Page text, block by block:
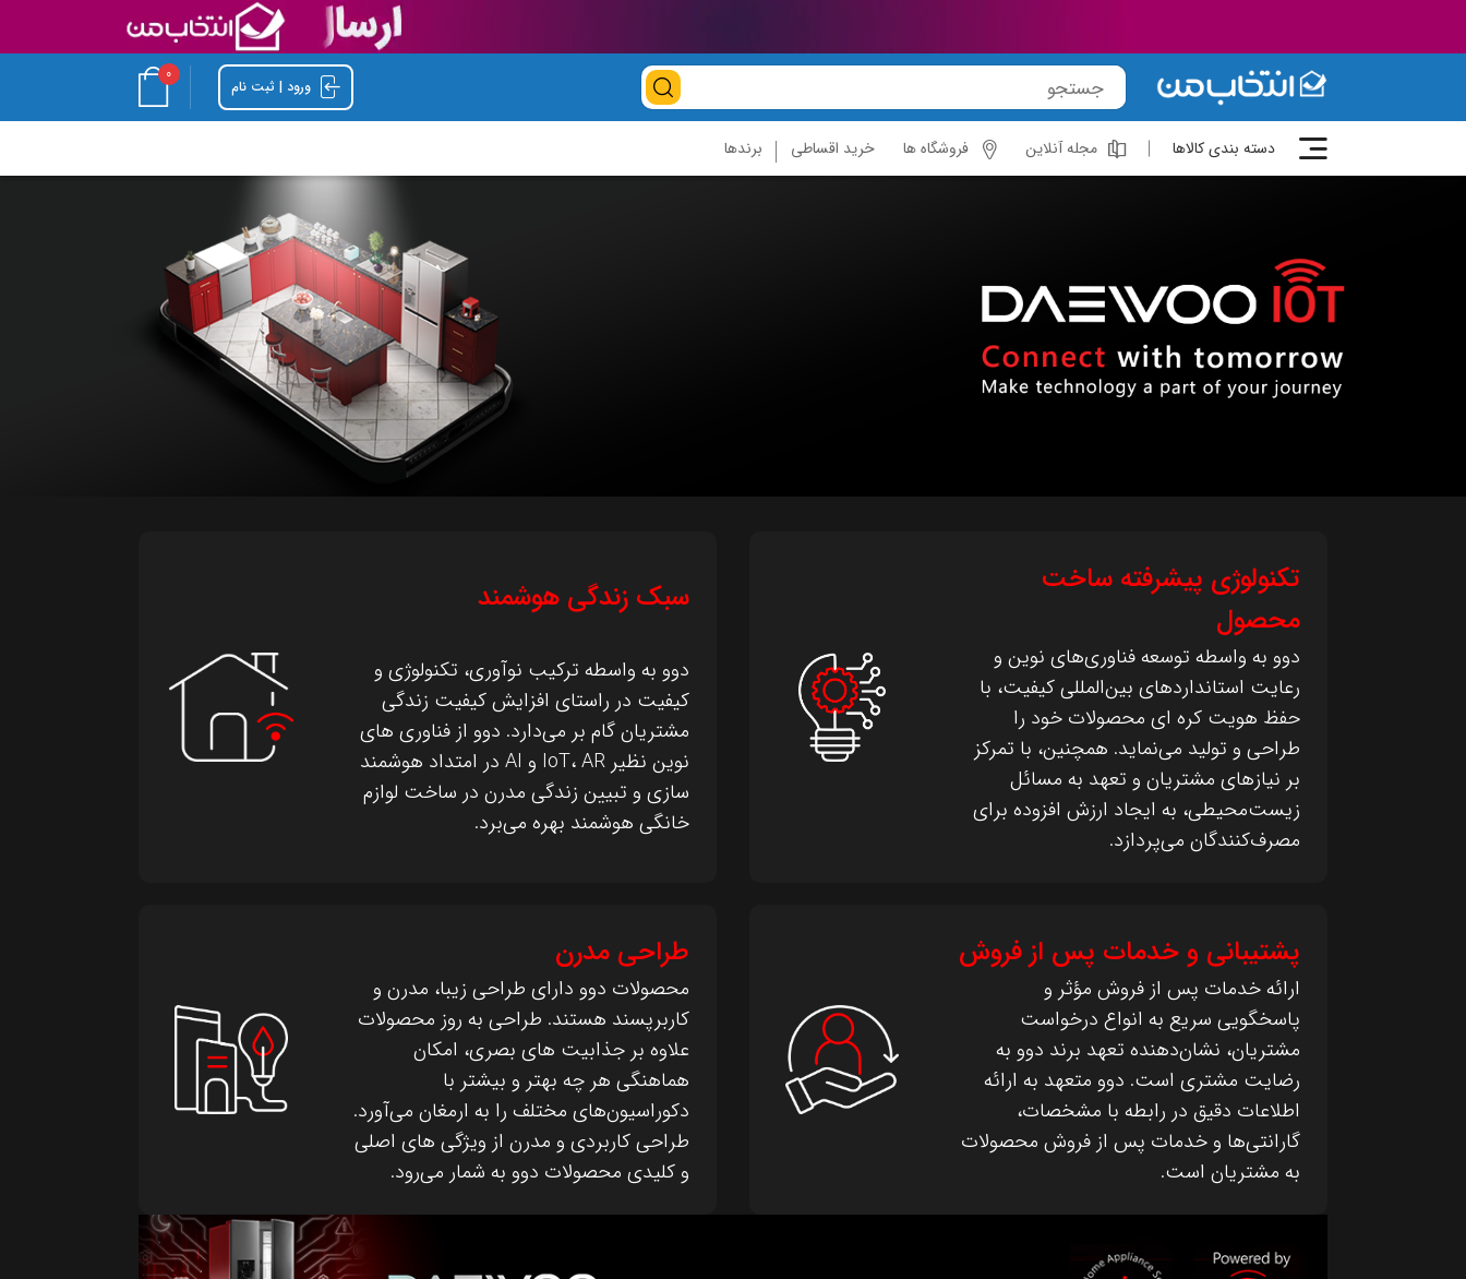
ورود | ثبت نام
0
دسته بندی کالاها مجله آنلاین فروشگاه ها خرید اقساطی برندها
تکنولوژی پیشرفته ساخت
محصول
دوو به واسطه توسعه فناوری‌های نوین و
رعایت استانداردهای بین‌المللی کیفیت، با
حفظ هویت کره ای محصولات خود را
طراحی و تولید می‌نماید. همچنین، با تمرکز
بر نیازهای مشتریان و تعهد به مسائل
زیست‌محیطی، به ایجاد ارزش افزوده برای
مصرف‌کنندگان می‌پردازد.
سبک زندگی هوشمند
دوو به واسطه ترکیب نوآوری، تکنولوژی و
کیفیت در راستای افزایش کیفیت زندگی
مشتریان گام بر می‌دارد. دوو از فناوری های
نوین نظیر IoT، AR و AI در امتداد هوشمند
سازی و تبیین زندگی مدرن در ساخت لوازم
خانگی هوشمند بهره می‌برد.
پشتیبانی و خدمات پس از فروش
ارائه خدمات پس از فروش مؤثر و
پاسخگویی سریع به انواع درخواست
مشتریان، نشان‌دهنده تعهد برند دوو به
رضایت مشتری است. دوو متعهد به ارائه
اطلاعات دقیق در رابطه با مشخصات،
گارانتی‌ها و خدمات پس از فروش محصولات
به مشتریان است.
طراحی مدرن
محصولات دوو دارای طراحی زیبا، مدرن و
کاربرپسند هستند. طراحی به روز محصولات
علاوه بر جذابیت های بصری، امکان
هماهنگی هر چه بهتر و بیشتر با
دکوراسیون‌های مختلف را به ارمغان می‌آورد.
طراحی کاربردی و مدرن از ویژگی های اصلی
و کلیدی محصولات دوو به شمار می‌رود.